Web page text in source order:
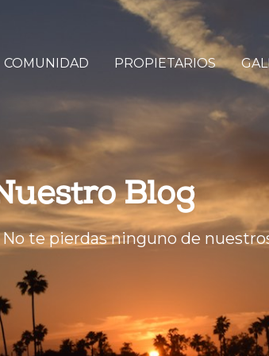
COMUNIDAD PROPIETARIOS
Blog
te pierdas ninguno de